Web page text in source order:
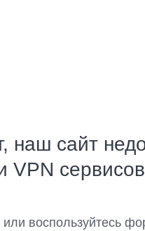
наш сайт
VPN сервисов
воспользуйтесь